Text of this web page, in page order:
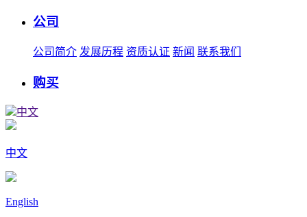
公司
公司简介 发展历程 资质认证 新闻 联系我们
购买
中文
中文
English